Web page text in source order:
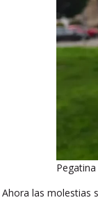
Ahora las molestias